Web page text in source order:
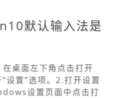
默认输入法是
桌面左下角点击打开
设置”选项。2.打开设置
设置页面中点击打